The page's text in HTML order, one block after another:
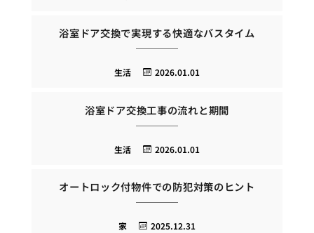
浴室ドア交換で実現する快適なバスタイム
2026.01.01
生活
浴室ドア交換工事の流れと期間
2026.01.01
生活
オートロック付物件での防犯対策のヒント
2025.12.31
家